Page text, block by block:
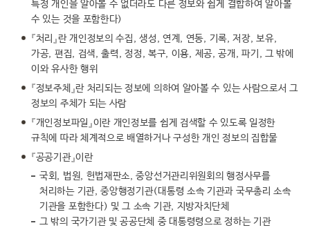
특정 개인을 알아볼 수 없더라도 다른 정보와 쉽게 결합하여 알아볼
수 있는 것을 포함한다)
『처리』란 개인정보의 수집, 생성, 연계, 연동, 기록, 저장, 보유,
가공, 편집, 검색, 출력, 정정, 복구, 이용, 제공, 공개, 파기, 그 밖에
이와 유사한 행위
『정보주체』란 처리되는 정보에 의하여 알아볼 수 있는 사람으로서 그
정보의 주체가 되는 사람
『개인정보파일』이란 개인정보를 쉽게 검색할 수 있도록 일정한
규칙에 따라 체계적으로 배열하거나 구성한 개인 정보의 집합물
『공공기관』이란
국회, 법원, 헌법재판소, 중앙선거관리위원회의 행정사무를
처리하는 기관, 중앙행정기관(대통령 소속 기관과 국무총리 소속
기관을 포함한다) 및 그 소속 기관, 지방자치단체
그 밖의 국가기관 및 공공단체 중 대통령령으로 정하는 기관